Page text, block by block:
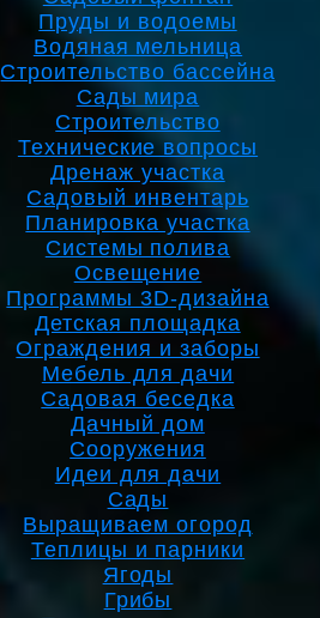
Пруды и водоемы
Водяная мельница
Строительство бассейна
Сады мира
Строительство
Технические вопросы
Дренаж участка
Садовый инвентарь
Планировка участка
Системы полива
Освещение
Программы 3D-дизайна
Детская площадка
Ограждения и заборы
Мебель для дачи
Садовая беседка
Дачный дом
Сооружения
Идеи для дачи
Сады
Выращиваем огород
Теплицы и парники
Ягоды
Грибы